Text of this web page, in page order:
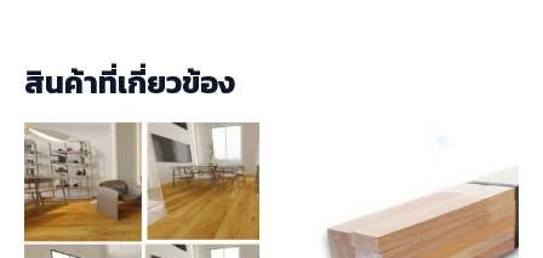
สินค้าที่เกี่ยวข้อง